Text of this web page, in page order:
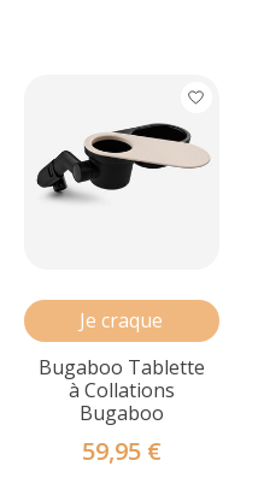
Je craque
Bugaboo Tablette
à Collations
Bugaboo
59,95 €